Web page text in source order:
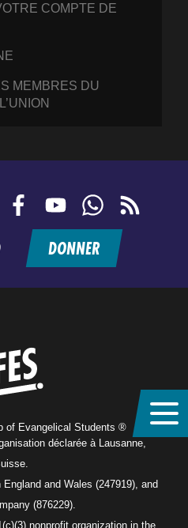
COMPTE DE
MEMBRES DU
FacebookYouTubeWhatsApp
feed
DONNER
of Evangelical Students ®
déclarée à Lausanne,
and Wales (247919), and
(876229).
nonprofit organization in the